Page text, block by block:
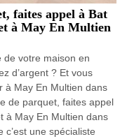
faites appel à Bat
à May En Multien
de votre maison en
d’argent ? Et vous
à May En Multien dans
de parquet, faites appel
à May En Multien dans
une spécialiste